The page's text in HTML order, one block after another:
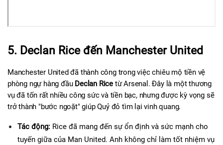
5. Declan Rice đến Manchester United
Manchester United đã thành công trong việc chiêu mộ tiền vệ
phòng ngự hàng đầu Declan Rice từ Arsenal. Đây là một thương
vụ đã tốn rất nhiều công sức và tiền bạc, nhưng được kỳ vọng sẽ
trở thành "bước ngoặt" giúp Quỷ đỏ tìm lại vinh quang.
Tác động: Rice đã mang đến sự ổn định và sức mạnh cho
tuyến giữa của Man United. Anh không chỉ làm tốt nhiệm vụ